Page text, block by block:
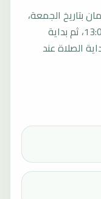
بتاريخ الجمعة،
١٤ أغسطس ٢٠٢٦ يبدأ بأذان الجمعة عند 13:09، ثم بداية
بداية الصلاة عند